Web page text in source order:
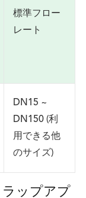
標準フロー
レート
DN15 ~
DN150 (利
用できる他
のサイズ)
ップアプ